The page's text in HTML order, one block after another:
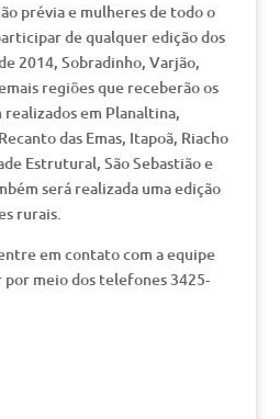
prévia e mulheres de todo o
de qualquer edição dos
2014, Sobradinho, Varjão,
regiões que receberão os
em Planaltina,
das Emas, Itapoã, Riacho
Estrutural, São Sebastião e
será realizada uma edição
rurais.
em contato com a equipe
meio dos telefones 3425-